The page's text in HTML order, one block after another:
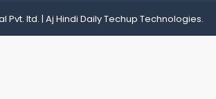
Pvt. ltd. | Aj Hindi DailyTechup Technologies.